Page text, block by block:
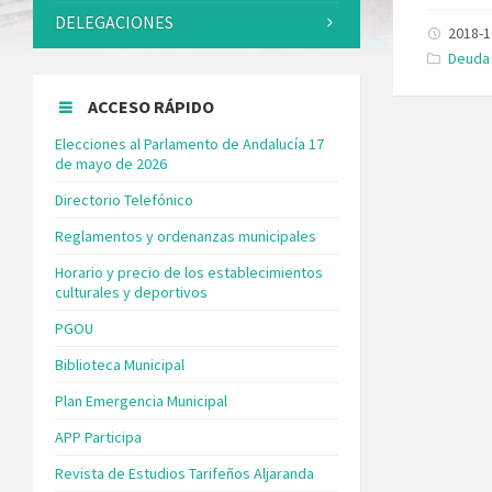
2018-
DELEGACIONES
ACCESO RÁPIDO
Elecciones al Parlamento de Andalucía 17
de mayo de 2026
Directorio Telefónico
Reglamentos y ordenanzas municipales
Horario y precio de los establecimientos
culturales y deportivos
PGOU
Biblioteca Municipal
Plan Emergencia Municipal
APP Participa
Revista de Estudios Tarifeños Aljaranda